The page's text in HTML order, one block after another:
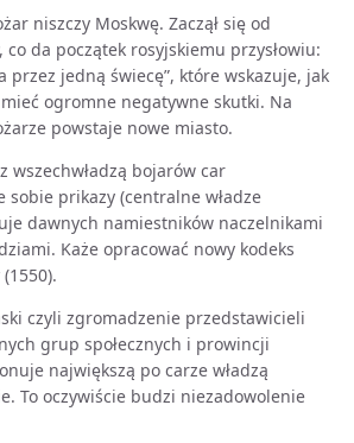
niszczy Moskwę. Zaczął się od
co da początek rosyjskiemu przysłowiu:
przez jedną świecę”, które wskazuje, jak
mieć ogromne negatywne skutki. Na
powstaje nowe miasto.
wszechwładzą bojarów car
sobie prikazy (centralne władze
dawnych namiestników naczelnikami
Każe opracować nowy kodeks
(1550).
czyli zgromadzenie przedstawicieli
grup społecznych i prowincji
największą po carze władzą
To oczywiście budzi niezadowolenie